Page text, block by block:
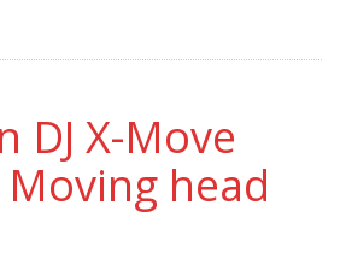
DJ X-Move
Moving head